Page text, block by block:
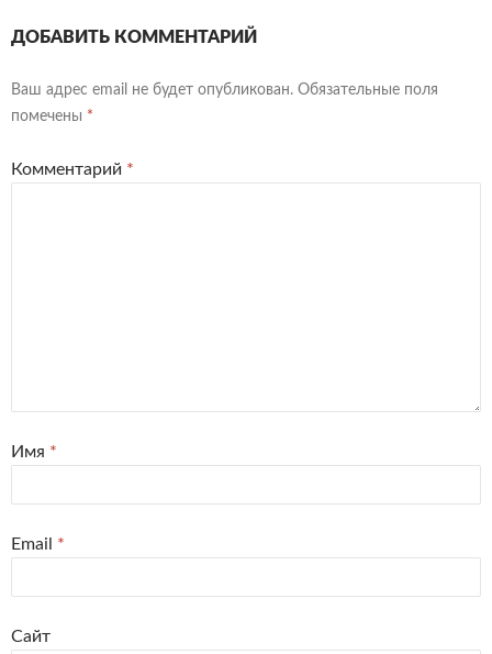
ДОБАВИТЬ КОММЕНТАРИЙ
Ваш адрес email не будет опубликован. Обязательные поля
помечены *
Комментарий *
Имя *
Email *
Сайт